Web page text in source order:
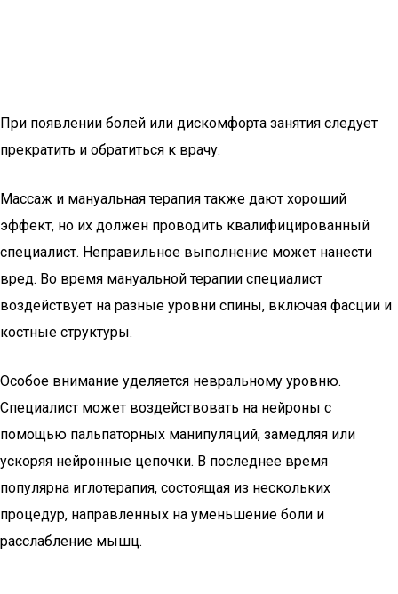
При появлении болей или дискомфорта занятия следует
прекратить и обратиться к врачу.
Массаж и мануальная терапия также дают хороший
эффект, но их должен проводить квалифицированный
специалист. Неправильное выполнение может нанести
вред. Во время мануальной терапии специалист
воздействует на разные уровни спины, включая фасции и
костные структуры.
Особое внимание уделяется невральному уровню.
Специалист может воздействовать на нейроны с
помощью пальпаторных манипуляций, замедляя или
ускоряя нейронные цепочки. В последнее время
популярна иглотерапия, состоящая из нескольких
процедур, направленных на уменьшение боли и
расслабление мышц.